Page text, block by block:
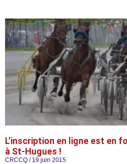
L’inscription en ligne est en
à St-Hugues !
CRCCQ 19 juin 2015